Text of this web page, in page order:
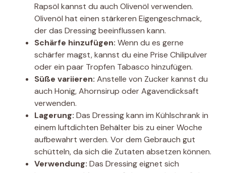
Rapsöl kannst du auch Olivenöl verwenden.
Olivenöl hat einen stärkeren Eigengeschmack,
der das Dressing beeinflussen kann.
Schärfe hinzufügen: Wenn du es gerne
schärfer magst, kannst du eine Prise Chilipulver
oder ein paar Tropfen Tabasco hinzufügen.
Süße variieren: Anstelle von Zucker kannst du
auch Honig, Ahornsirup oder Agavendicksaft
verwenden.
Lagerung: Das Dressing kann im Kühlschrank in
einem luftdichten Behälter bis zu einer Woche
aufbewahrt werden. Vor dem Gebrauch gut
schütteln, da sich die Zutaten absetzen können.
Verwendung: Das Dressing eignet sich